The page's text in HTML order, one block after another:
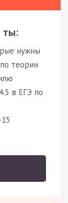
ты:
нужны
теории
в ЕГЭ по